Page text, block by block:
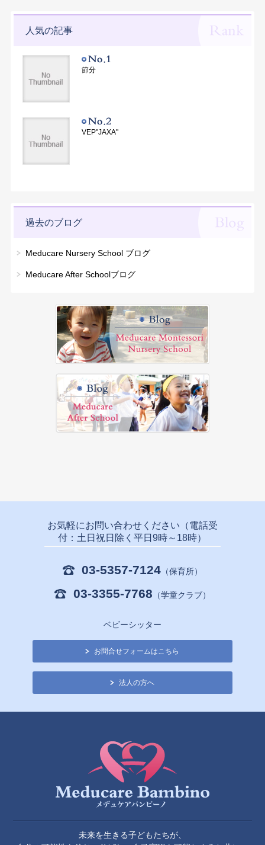
人気の記事
節分
VEP"JAXA"
過去のブログ
Meducare Nursery School ブログ
Meducare After Schoolブログ
お気軽にお問い合わせください（電話受
付：土日祝日除く平日9時～18時）
03-5357-7124（保育所）
03-3355-7768 （学童クラブ）
ベビーシッター
お問合せフォームはこちら
法人の方へ
未来を生きる子どもたちが、